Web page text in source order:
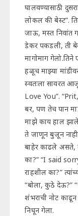
घालवण्यासाठी
लोकल की बेस्ट”.
जाऊ, मस्त निवांत
डेकर पकडली, ती
मागोमाग
हळूच माझ्या
स्वतःला सावरत
Love You”.
बर, पण तेच पान
माझे काय हाल
ते जाणून बुजून
बाहेर काढले असते,
का?” “I said
राहशील का?”
“बोला, कुठे देऊ?”
शंभराची नोट
निघून गेला.